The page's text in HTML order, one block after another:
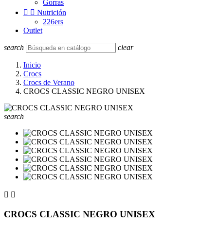
Gorras
  Nutrición
226ers
Outlet
search clear
Inicio
Crocs
Crocs de Verano
CROCS CLASSIC NEGRO UNISEX
search
 
CROCS CLASSIC NEGRO UNISEX